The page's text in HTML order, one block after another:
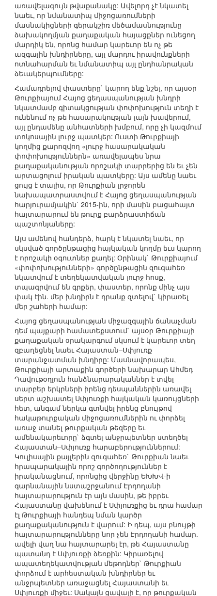
առավելագույն թվաքանակը: Ավելորդ չէ նկատել
նաեւ, որ նմանատիպ միջոցառումների
մասնակիցների գերակշիռ մեծամասնությունը
ձախակողմյան քաղաքական հայացքներ ունեցող
մարդիկ են, որոնց համար կարեւոր են ոչ թե
ազգային խնդիրները, այլ մարդու իրավունքների
ոտնահարման եւ նմանատիպ այլ ընդհանրական
ձեւակերպումները:
Համադրելով փաստերը` կարող ենք նշել, որ այսօր
Թուրքիայում Հայոց ցեղասպանության խնդրի
նկատմամբ գիտակցության փոփոխություն տեղի է
ունենում ոչ թե հասարակության լայն խավերում,
այլ ընդամենը անհատների խմբում, որը չի կազմում
տոկոսային լուրջ պատկեր: Ուստի Թուրքիայի
կողմից քարոզվող «լուրջ հասարակական
փոփոխություններն» առավելապես նրա
քաղաքականության որոշակի տարրերից են եւ չեն
արտացոլում իրական պատկերը: Այս ամենը նաեւ
ցույց է տալիս, որ Թուրքիան լրջորեն
նախապատրաստվում է Հայոց ցեղասպանության
հարյուրամյակին` 2015-ին, որի մասին բացահայտ
հայտարարում են թուրք բարձրաստիճան
պաշտոնյաները:
Այս ամենով հանդերձ, հարկ է նկատել նաեւ, որ
սկսված գործընթացից հայկական կողմը եւս կարող
է որոշակի օգուտներ քաղել: Օրինակ` Թուրքիայում
«փոփոխությունների» գործընթացին զուգահեռ
նկատվում է տեղեկատվական լուրջ հոսք,
տպագրվում են գրքեր, փաստեր, որոնք մինչ այս
փակ էին. մեր խնդիրն է դրանք զտելով` կիրառել
մեր շահերի համար:
Հայոց ցեղասպանության միջազգային ճանաչման
դեմ պայքարի համատեքստում` այսօր Թուրքիայի
քաղաքական օրակարգում սկսում է կարեւոր տեղ
զբաղեցնել նաեւ Հայաստան–Սփյուռք
տարանջատման խնդիրը: Մասնավորապես,
Թուրքիայի արտաքին գործերի նախարար Ահմեդ
Դավութօղլուն հանձնարարականներ է տվել
տարբեր երկրների իրենց դեսպաններին առավել
սերտ աշխատել Սփյուռքի հայկական կառույցների
հետ, անգամ ներկա գտնվել իրենց բնույթով
հակաթուրքական միջոցառումներին ու փորձել
առաջ տանել թուրքական թեզերը եւ
ամենակարեւորը` ձգտել անջրպետներ ստեղծել
Հայաստան–Սփյուռք հարաբերություններում:
Կուլիսային քայլերին զուգահեռ` Թուրքիան նաեւ
հրապարակային որոշ գործողություններ է
իրականացնում, որոնցից վերջինը ԵԽԽՎ-ի
գարնանային նստաշրջանում Էրդողանի
հայտարարություն էր այն մասին, թե իբրեւ
Հայաստանը վախենում է Սփյուռքից եւ դրա համար
էլ Թուրքիայի հանդեպ նման կարծր
քաղաքականություն է վարում: Ի դեպ, այս բնույթի
հայտարարությունները նոր չեն Էրդողանի համար.
ավելի վաղ նա հայտարարել էր, թե Հայաստանը
պատանդ է Սփյուռքի ձեռքին: Կիրառելով
ապատեղեկատվության մեթոդներ` Թուրքիան
փորձում է արհեստական խնդիրներ եւ
անջրպետներ առաջացնել Հայաստանի եւ
Սփյուռքի միջեւ: Սակայն ցավալի է, որ թուրքական